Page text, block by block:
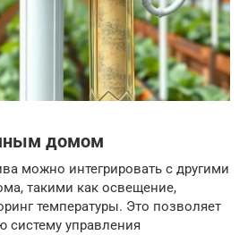
домом
можно интегрировать с другими
такими как освещение,
температуры. Это позволяет
систему управления